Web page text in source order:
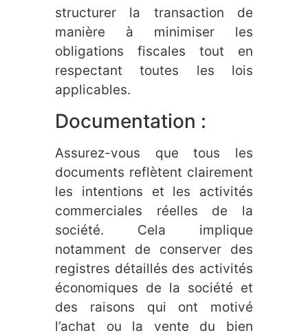
structurer la transaction de
manière à minimiser les
obligations fiscales tout en
respectant toutes les lois
applicables.
Documentation :
Assurez-vous que tous les
documents reflètent clairement
les intentions et les activités
commerciales réelles de la
société. Cela implique
notamment de conserver des
registres détaillés des activités
économiques de la société et
des raisons qui ont motivé
l’achat ou la vente du bien